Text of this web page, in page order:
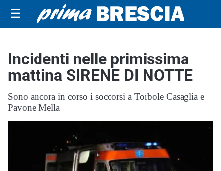
☰
Incidenti nelle primissima
mattina SIRENE DI NOTTE
Sono ancora in corso i soccorsi a Torbole Casaglia e
Pavone Mella